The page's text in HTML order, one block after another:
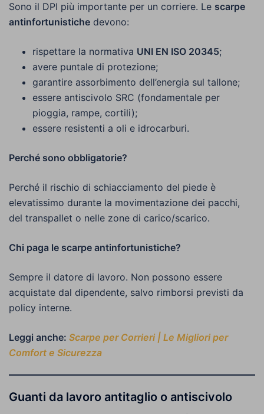
Sono il DPI più importante per un corriere. Le scarpe
antinfortunistiche devono:
rispettare la normativa UNI EN ISO 20345;
avere puntale di protezione;
garantire assorbimento dell’energia sul tallone;
essere antiscivolo SRC (fondamentale per
pioggia, rampe, cortili);
essere resistenti a oli e idrocarburi.
Perché sono obbligatorie?
Perché il rischio di schiacciamento del piede è
elevatissimo durante la movimentazione dei pacchi,
del transpallet o nelle zone di carico/scarico.
Chi paga le scarpe antinfortunistiche?
Sempre il datore di lavoro. Non possono essere
acquistate dal dipendente, salvo rimborsi previsti da
policy interne.
Leggi anche: Scarpe per Corrieri | Le Migliori per
Comfort e Sicurezza
Guanti da lavoro antitaglio o antiscivolo